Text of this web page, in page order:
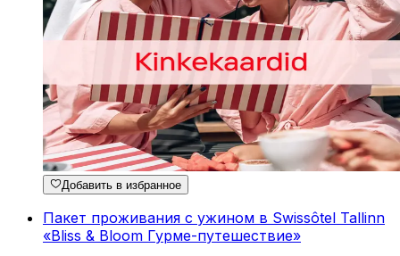
Добавить в избранное
Пакет проживания с ужином в Swissôtel Tallinn
«Bliss & Bloom Гурме-путешествие»